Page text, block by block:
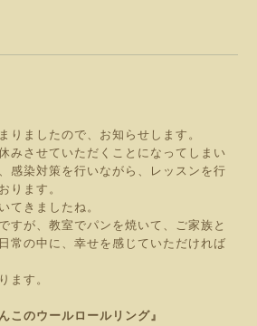
りましたので、お知らせします。
みさせていただくことになってしまい
感染対策を行いながら、レッスンを行
ります。
てきましたね。
すが、教室でパンを焼いて、ご家族と
常の中に、幸せを感じていただければ
ます。
のウールロールリング』